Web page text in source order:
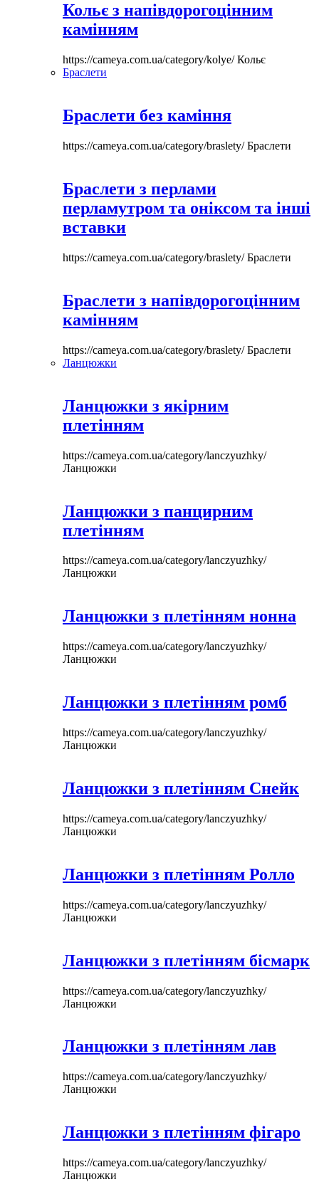
Кольє з напівдорогоцінним
камінням
https://cameya.com.ua/category/kolye/Кольє
Браслети
Браслети без каміння
https://cameya.com.ua/category/braslety/Браслети
Браслети з перлами
перламутром та оніксом та інші
вставки
https://cameya.com.ua/category/braslety/Браслети
Браслети з напівдорогоцінним
камінням
https://cameya.com.ua/category/braslety/Браслети
Ланцюжки
Ланцюжки з якірним
плетінням
https://cameya.com.ua/category/lanczyuzhky/
Ланцюжки
Ланцюжки з панцирним
плетінням
https://cameya.com.ua/category/lanczyuzhky/
Ланцюжки
Ланцюжки з плетінням нонна
https://cameya.com.ua/category/lanczyuzhky/
Ланцюжки
Ланцюжки з плетінням ромб
https://cameya.com.ua/category/lanczyuzhky/
Ланцюжки
Ланцюжки з плетінням Снейк
https://cameya.com.ua/category/lanczyuzhky/
Ланцюжки
Ланцюжки з плетінням Ролло
https://cameya.com.ua/category/lanczyuzhky/
Ланцюжки
Ланцюжки з плетінням бісмарк
https://cameya.com.ua/category/lanczyuzhky/
Ланцюжки
Ланцюжки з плетінням лав
https://cameya.com.ua/category/lanczyuzhky/
Ланцюжки
Ланцюжки з плетінням фігаро
https://cameya.com.ua/category/lanczyuzhky/
Ланцюжки